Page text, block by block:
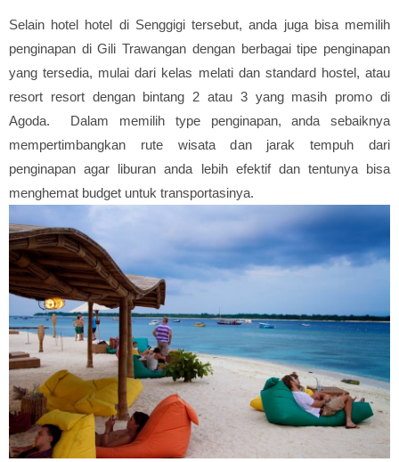
Selain hotel hotel di Senggigi tersebut, anda juga bisa memilih
penginapan di Gili Trawangan dengan berbagai tipe penginapan
yang tersedia, mulai dari kelas melati dan standard hostel, atau
resort resort dengan bintang 2 atau 3 yang masih promo di
Agoda. Dalam memilih type penginapan, anda sebaiknya
mempertimbangkan rute wisata dan jarak tempuh dari
penginapan agar liburan anda lebih efektif dan tentunya bisa
menghemat budget untuk transportasinya.